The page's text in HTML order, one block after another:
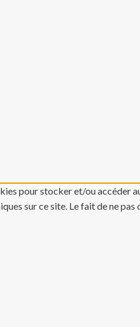
pour stocker et/ou accéder
sur ce site. Le fait de ne